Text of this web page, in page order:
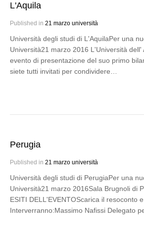
L'Aquila
Published in 21 marzo università
Università degli studi di L'AquilaPer una
Università21 marzo 2016 L'Università dell'
evento di presentazione del suo primo
siete tutti invitati per condividere…
Perugia
Published in 21 marzo università
Università degli studi di PerugiaPer una
Università21 marzo 2016Sala Brugnoli di
ESITI DELL'EVENTOScarica il resoconto
Interverranno:Massimo Nafissi Delegato